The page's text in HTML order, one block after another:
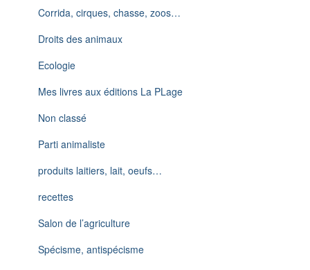
Corrida, cirques, chasse, zoos…
Droits des animaux
Ecologie
Mes livres aux éditions La PLage
Non classé
Parti animaliste
produits laitiers, lait, oeufs…
recettes
Salon de l’agriculture
Spécisme, antispécisme